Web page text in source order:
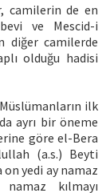
camilerin de en
ve Mescid-i
diğer camilerde
olduğu hadisi
ilk
ayrı bir öneme
göre el-Bera
(a.s.) Beyti
on yedi ay namaz
kılmayı